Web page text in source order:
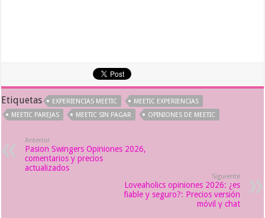
Etiquetas EXPERIENCIAS MEETIC
MEETIC EXPERIENCIAS
MEETIC PAREJAS
MEETIC SIN PAGAR OPINIONES DE MEETIC
Anterior
Pasion Swingers Opiniones 2026,
comentarios y precios
actualizados
Siguiente
Loveaholics opiniones 2026: ¿es
fiable y seguro?: Precios versión
móvil y chat